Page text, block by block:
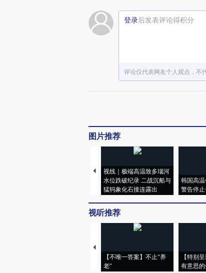
登录后发表评论得积分
评论仅代表网友个人观点，不
图片推荐
视线｜极端高温致多瑙河
水位跌破纪录 二战沉船与
猛犸象化石接连露出
韩国高
警告停
视听推荐
【不唯一答案】不止“养
老”
【特别
有意思的